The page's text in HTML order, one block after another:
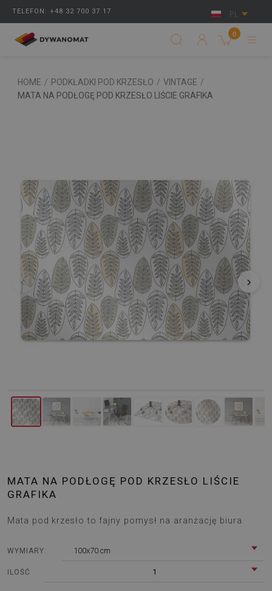
TELEFON: +48 32 700 37 17 PL
0
HOME / PODKŁADKI POD KRZESŁO / VINTAGE /
MATA NA PODŁOGĘ POD KRZESŁO LIŚCIE GRAFIKA
‹ ›
MATA NA PODŁOGĘ POD KRZESŁO LIŚCIE
GRAFIKA
Mata pod krzesło to fajny pomysł na aranżację biura.
WYMIARY: 100x70 cm
ILOŚĆ 1